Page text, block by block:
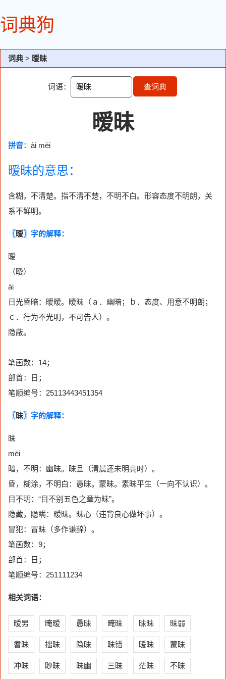
词典狗
词典 > 暧昧
词语： 查词典
暧昧
拼音：ài mèi
暧昧的意思：
含糊，不清楚。指不清不楚，不明不白。形容态度不明朗，关
系不鲜明。
〖暧〗字的解释：
暧
（曖）
ài
日光昏暗：暧暧。暧昧（ａ．幽暗；ｂ．态度、用意不明朗；
ｃ．行为不光明，不可告人）。
隐蔽。
笔画数：14；
部首：日；
笔顺编号：25113443451354
〖昧〗字的解释：
昧
mèi
暗，不明：幽昧。昧旦（清晨还未明亮时）。
昏，糊涂，不明白：愚昧。蒙昧。素昧平生（一向不认识）。
目不明：“目不别五色之章为昧”。
隐藏，隐瞒：暧昧。昧心（违背良心做坏事）。
冒犯：冒昧（多作谦辞）。
笔画数：9；
部首：日；
笔顺编号：251111234
相关词语：
暧男 晻暧 愚昧 晻昧 昧昧 昧弱
耆昧 拙昧 隐昧 昧错 暖昧 蒙昧
冲昧 眇昧 昧幽 三昧 茫昧 不昧